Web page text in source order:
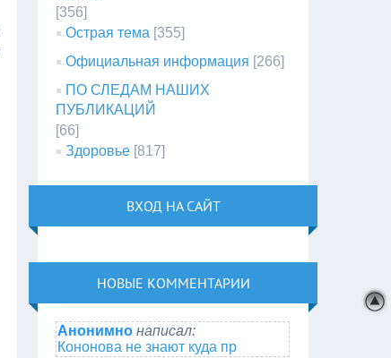
[356]
Острая тема [355]
Официальная информация [266]
ПО СЛЕДАМ НАШИХ
ПУБЛИКАЦИЙ
[66]
Здоровье [817]
ВХОД НА САЙТ
НОВЫЕ КОММЕНТАРИИ
Анонимно написал:
Кононова не знают куда пр